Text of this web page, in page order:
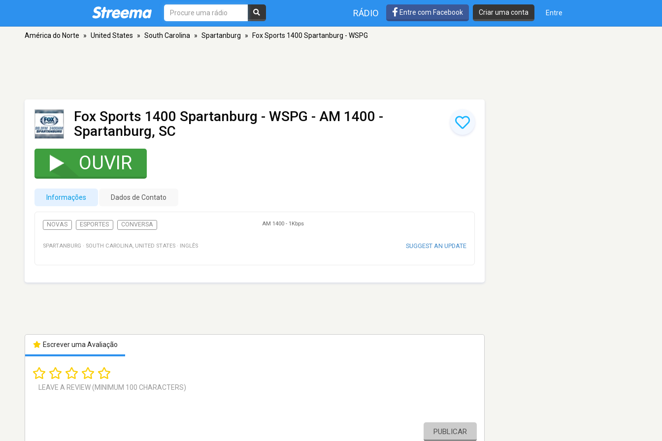
RÁDIO Entre com Facebook Criar uma conta Entre
América do Norte » United States » South Carolina » Spartanburg » Fox Sports 1400 Spartanburg - WSPG
Fox Sports 1400 Spartanburg - WSPG - AM 1400 -
Spartanburg, SC
OUVIR
Informações Dados de Contato
NOVAS ESPORTES CONVERSA AM 1400 - 1Kbps
SPARTANBURG · SOUTH CAROLINA, UNITED STATES · INGLÊS SUGGEST AN UPDATE
Escrever uma Avaliação
PUBLICAR